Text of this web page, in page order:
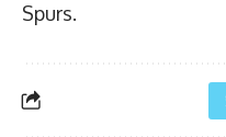
Spurs.